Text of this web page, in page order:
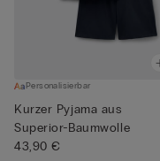
Personalisierbar
Kurzer Pyjama aus
Superior-Baumwolle
43,90 €